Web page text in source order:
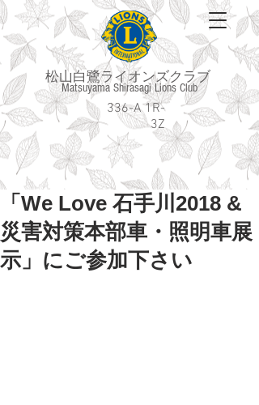
松山白鷺ライオンズクラブ
Matsuyama Shirasagi Lions Club
336-A 1R-
3Z
「We Love 石手川2018 &
災害対策本部車・照明車展
示」にご参加下さい